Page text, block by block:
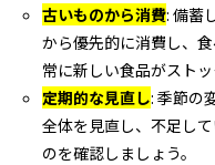
古いものから消費: 備蓄
から優先的に消費し、
常に新しい食品がスト
定期的な見直し: 季節の
全体を見直し、不足し
のを確認しましょう。